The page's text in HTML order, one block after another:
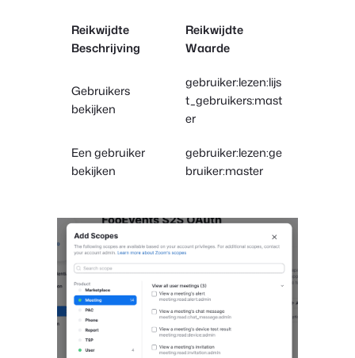
Reikwijdte
Beschrijving
Reikwijdte
Waarde
Gebruikers
bekijken
gebruiker:lezen:lijs
t_gebruikers:mast
er
Een gebruiker
bekijken
gebruiker:lezen:ge
bruiker:master